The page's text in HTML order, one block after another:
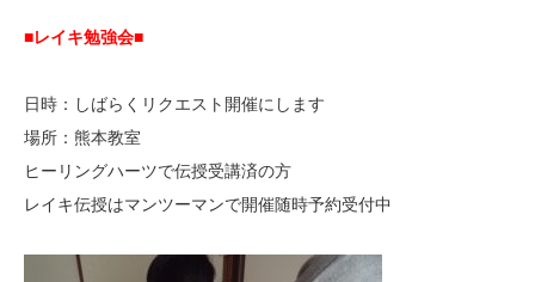
■レイキ勉強会■
日時：しばらくリクエスト開催にします
場所：熊本教室
ヒーリングハーツで伝授受講済の方
レイキ伝授はマンツーマンで開催随時予約受付中